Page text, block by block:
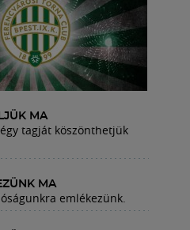
MA
tagját köszönthetjük
MA
emlékezünk.